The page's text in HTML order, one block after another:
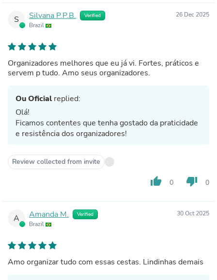
S Silvana P.P.B. Verified
Brazil
26 Dec 2025
Organizadores melhores que eu já vi. Fortes, práticos e
servem p tudo. Amo seus organizadores.
Ou Oficialreplied:
Olá!
Ficamos contentes que tenha gostado da praticidade
e resistência dos organizadores!
Review collected from invite
thumb_up 0 thumb_down 0
A Amanda M. Verified
Brazil
30 Oct 2025
Amo organizar tudo com essas cestas. Lindinhas demais